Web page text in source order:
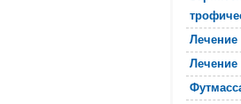
Лечение
Лечение